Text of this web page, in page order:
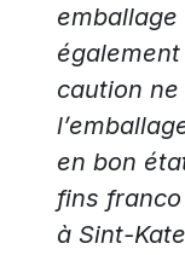
caution
en bon
fins
à Sint-